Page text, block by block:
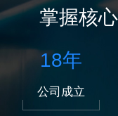
掌握核
18年
公司成立